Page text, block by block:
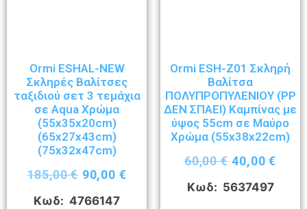
Ormi ESHAL-NEW
Σκληρές Βαλίτσες
ταξιδιού σετ 3 τεμάχια
σε Aqua Χρώμα
(55x35x20cm)
(65x27x43cm)
(75x32x47cm)
185,00€ 90,00 €
Κωδ: 4766147
Ormi ESH-Z01 Σκληρή
Βαλίτσα
ΠΟΛΥΠΡΟΠΥΛΕΝΙΟΥ (ΡΡ
ΔΕΝ ΣΠΑΕΙ) Καμπίνας με
ύψος 55cm σε Μαύρο
Χρώμα (55x38x22cm)
60,00€ 40,00€
Κωδ: 5637497